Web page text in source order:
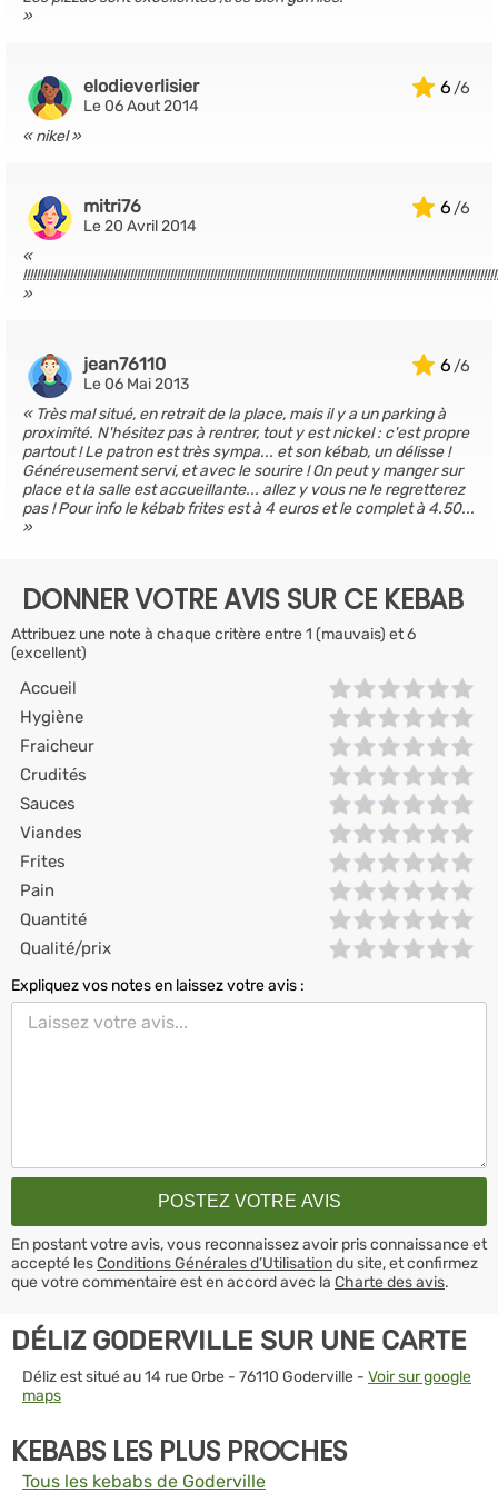
6
elodieverlisier
Le 06 Aout 2014
nikel
6
mitri76
Le 20 Avril 2014
6
jean76110
Le 06 Mai 2013
Très mal situé, en retrait de la place, mais il y a un parking à
proximité. N'hésitez pas à rentrer, tout y est nickel : c'est propre
partout ! Le patron est très sympa... et son kébab, un délisse !
Généreusement servi, et avec le sourire ! On peut y manger sur
place et la salle est accueillante... allez y vous ne le regretterez
pas ! Pour info le kébab frites est à 4 euros et le complet à 4.50...
DONNER VOTRE AVIS SUR CE KEBAB
Attribuez une note à chaque critère entre 1 (mauvais) et 6
(excellent)
Accueil
Hygiène
Fraicheur
Crudités
Sauces
Viandes
Frites
Pain
Quantité
Qualité/prix
Expliquez vos notes en laissez votre avis :
En postant votre avis, vous reconnaissez avoir pris connaissance et
accepté lesConditions Générales d’Utilisationdu site, et confirmez
que votre commentaire est en accord avec la Charte des avis.
DÉLIZ GODERVILLE SUR UNE CARTE
Déliz est situé au 14 rue Orbe - 76110 Goderville - Voir sur google
maps
KEBABS LES PLUS PROCHES
Tous les kebabs de Goderville